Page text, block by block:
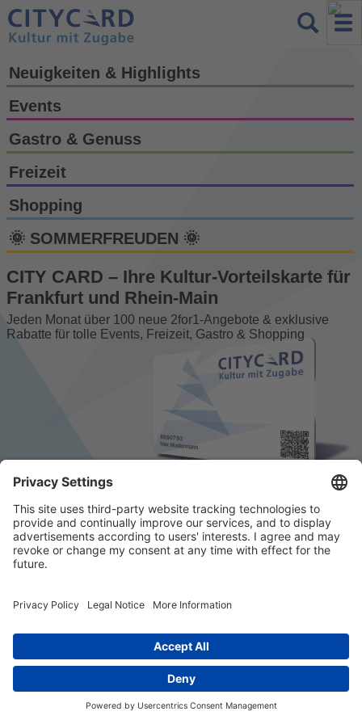
Neuigkeiten & Highlights
Events
Gastro & Genuss
Freizeit
Shopping
🌞 SOMMERFREUDEN 🌞
CITY CARD – Ihre Kultur-Vorteils­karte für
Frankfurt und Rhein-Main
Jeden Monat über 100 neue 2for1-Angebote & exklusive
Rabatte für tolle Events, Freizeit, Gastro & Shopping